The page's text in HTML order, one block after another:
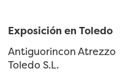
Exposición en Toledo
Antiguorincon Atrezzo
Toledo S.L.